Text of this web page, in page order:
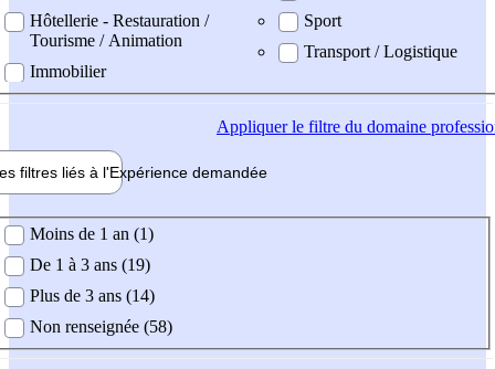
Hôtellerie - Restauration /
Tourisme / Animation
Immobilier
Sport
Transport / Logistique
Appliquerle filtre du domaine
filtres liés à l'Expérience demandée
demandée
Moins de 1 an (1)
De 1 à 3 ans (19)
Plus de 3 ans (14)
Non renseignée (58)